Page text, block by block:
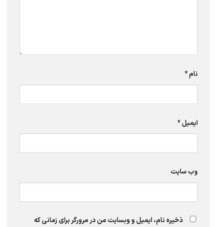
نام*
ایمیل*
وب‌ سایت
ذخیره نام، ایمیل و وبسایت من در مرورگر برای زمانی که